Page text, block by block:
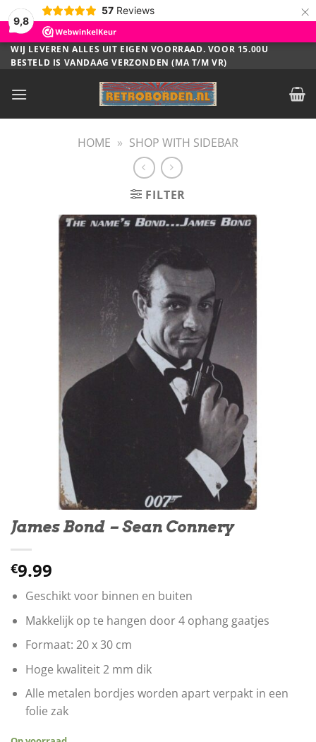
9,8
57 Reviews ×
Ga
naar
WIJ LEVEREN ALLES UIT EIGEN VOORRAAD. VOOR 15.00U
BESTELD IS VANDAAG VERZONDEN (MA T/M VR)
HOME » SHOP WITH SIDEBAR
FILTER
James Bond – Sean Connery
€9.99
Geschikt voor binnen en buiten
Makkelijk op te hangen door 4 ophang gaatjes
Formaat: 20 x 30 cm
Hoge kwaliteit 2 mm dik
Alle metalen bordjes worden apart verpakt in een
folie zak